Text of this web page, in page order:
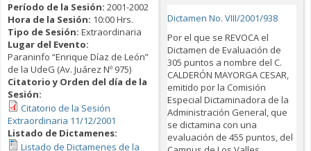
Período de la Sesión: 2001-2002
Hora de la Sesión: 10:00 Hrs.
Tipo de Sesión: Extraordinaria
Lugar del Evento:
Paraninfo “Enrique Díaz de León”
de la UdeG (Av. Juárez Nº 975)
Citatorio y Orden del día de la
Sesión:
Citatorio de la Sesión
Extraordinaria 11/12/2001
Listado de Dictamenes:
Listado de Dictamenes de la
Dictamen No. VIII/2001/938
Por el que se REVOCA el
Dictamen de Evaluación de
305 puntos a nombre del C.
CALDERÓN MAYORGA CESAR,
emitido por la Comisión
Especial Dictaminadora de la
Administración General, que
se dictamina con una
evaluación de 455 puntos, del